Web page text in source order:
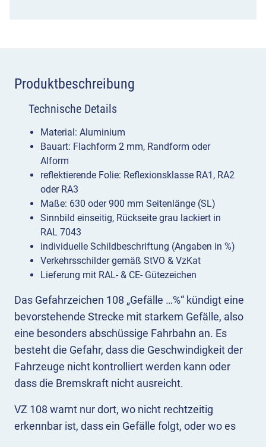
Produktbeschreibung
Das Gefahrzeichen 108 „Gefälle …%“ kündigt eine
bevorstehende Strecke mit starkem Gefälle, also
eine besonders abschüssige Fahrbahn an. Es
besteht die Gefahr, dass die Geschwindigkeit der
Fahrzeuge nicht kontrolliert werden kann oder
dass die Bremskraft nicht ausreicht.
VZ 108 warnt nur dort, wo nicht rechtzeitig
erkennbar ist, dass ein Gefälle folgt, oder wo es
Technische Details
Material: Aluminium
Bauart: Flachform 2 mm, Randform oder
Alform
reflektierende Folie: Reflexionsklasse RA1, RA2
oder RA3
Maße: 630 oder 900 mm Seitenlänge (SL)
Sinnbild einseitig, Rückseite grau lackiert in
RAL 7043
individuelle Schildbeschriftung (Angaben in %)
Verkehrsschilder gemäß StVO & VzKat
Lieferung mit RAL- & CE- Gütezeichen